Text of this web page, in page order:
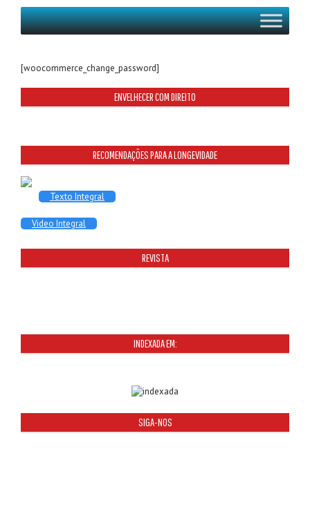
[woocommerce_change_password]
ENVELHECER COM DIREITO
RECOMENDAÇÕES PARA A LONGEVIDADE
Texto Integral
Video Integral
REVISTA
INDEXADA EM:
SIGA-NOS